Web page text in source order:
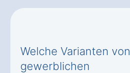
Welche Varianten von
gewerblichen